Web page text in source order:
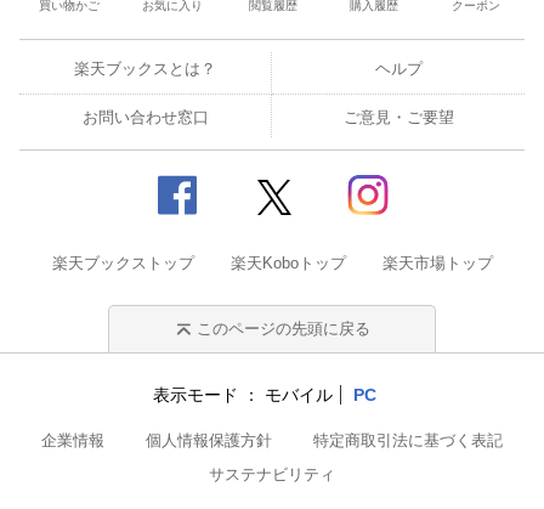
買い物かご お気に入り 閲覧履歴 購入履歴 クーポン
楽天ブックスとは？ ヘルプ
お問い合わせ窓口 ご意見・ご要望
楽天ブックストップ 楽天Koboトップ 楽天市場トップ
このページの先頭に戻る
表示モード モバイル PC
企業情報 個人情報保護方針
特定商取引法に基づく表記
サステナビリティ